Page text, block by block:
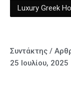
Luxury Greek
Συντάκτης /
25 Ιουλίου, 2025